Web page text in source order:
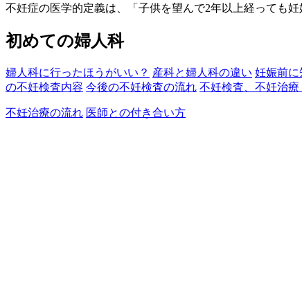
不妊症の医学的定義は、「子供を望んで2年以上経っても
初めての婦人科
婦人科に行ったほうがいい？ 産科と婦人科の違い 妊娠前に
の不妊検査内容 今後の不妊検査の流れ 不妊検査、不妊治療
不妊治療の流れ 医師との付き合い方